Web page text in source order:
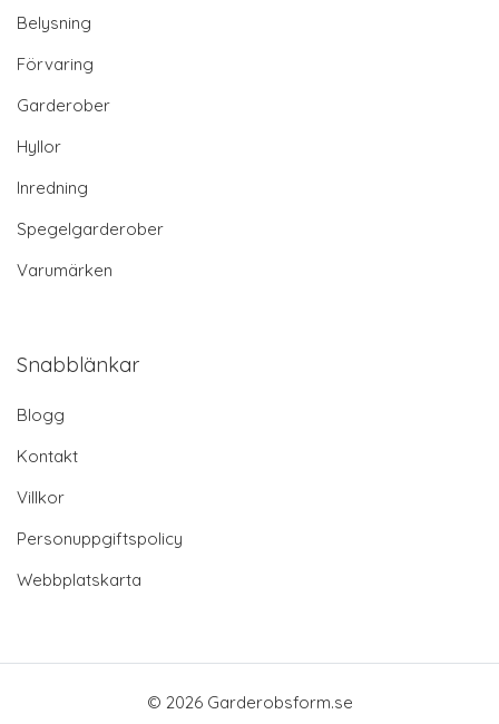
Belysning
Förvaring
Garderober
Hyllor
Inredning
Spegelgarderober
Varumärken
Snabblänkar
Blogg
Kontakt
Villkor
Personuppgiftspolicy
Webbplatskarta
© 2026 Garderobsform.se